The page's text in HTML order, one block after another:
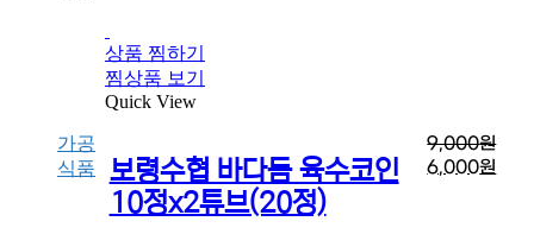
상품 찜하기
찜상품 보기
Quick View
가공
식품
보령수협 바다듬 육수코인
10정x2튜브(20정)
9,000원
6,000원